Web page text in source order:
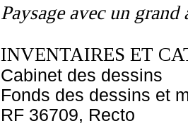
Paysage avec un grand
INVENTAIRES ET
Cabinet des dessins
Fonds des dessins et
RF 36709, Recto